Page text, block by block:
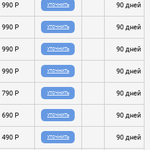
990 P УТОЧНИТЬ 90 дней
990 P УТОЧНИТЬ 90 дней
990 P УТОЧНИТЬ 90 дней
990 P УТОЧНИТЬ 90 дней
790 P УТОЧНИТЬ 90 дней
690 P УТОЧНИТЬ 90 дней
490 P УТОЧНИТЬ 90 дней